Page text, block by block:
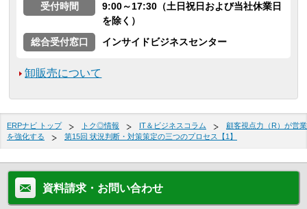
受付時間
9:00～17:30（土日祝日および当社休業日
を除く）
総合受付窓口
インサイドビジネスセンター
卸販売について
ERPナビ トップ トク◎情報 IT＆ビジネスコラム
顧客視点力（R）が営業
を強化する
第15回 状況判断・対策策定の三つのプロセス【1】
資料請求・お問い合わせ